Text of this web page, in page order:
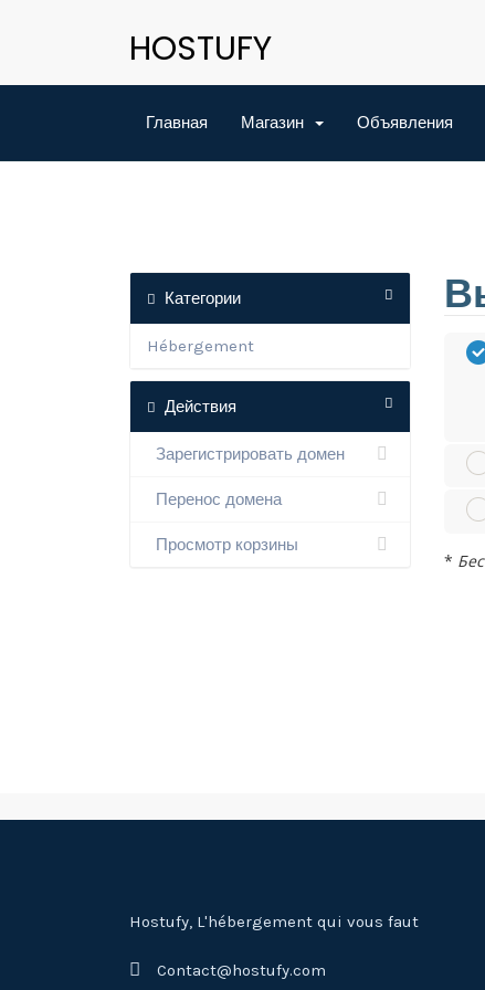
HOSTUFY
Главная Магазин Объявления
Категории
Hébergement
Действия
Зарегистрировать домен
Перенос домена
Просмотр корзины
*
Hostufy, L'hébergement qui vous faut
Contact@hostufy.com